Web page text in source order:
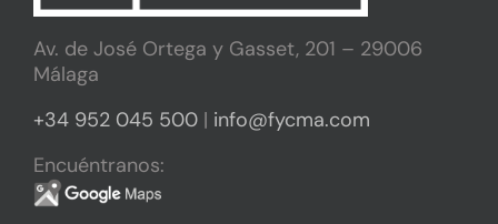
Av. de José Ortega y Gasset, 201 – 29006
Málaga
+34 952 045 500 | info@fycma.com
Encuéntranos: